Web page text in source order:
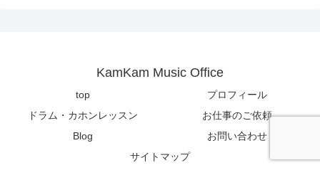
KamKam Music Office
top
プロフィール
ドラム・カホンレッスン
お仕事のご依頼
Blog
お問い合わせ
サイトマップ